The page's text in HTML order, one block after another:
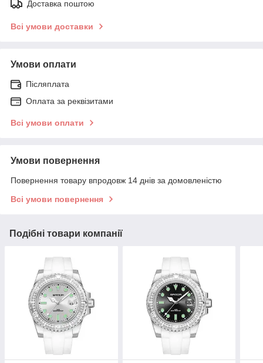
Доставка поштою
Всі умови доставки
Умови оплати
Післяплата
Оплата за реквізитами
Всі умови оплати
Умови повернення
Повернення товару впродовж 14 днів за домовленістю
Всі умови повернення
Подібні товари компанії